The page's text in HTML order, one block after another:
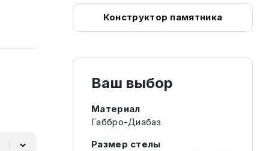
Конструктор памятника
Ваш выбор
Материал
Габбро-Диабаз
Размер стелы